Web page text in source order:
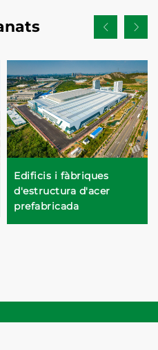
Edificis i fàbriques
d'estructura d'acer
prefabricada